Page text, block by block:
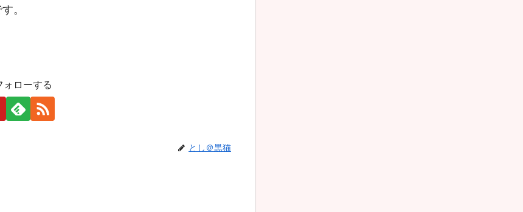
。
ォローする
とし＠黒猫